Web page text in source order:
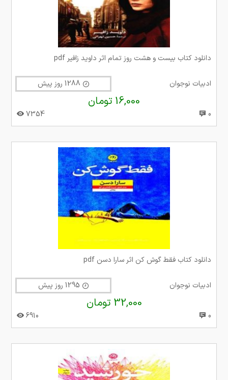
دانلود کتاب بیست و هشت روز تمام اثر داوید زافیر pdf
ادبیات نوجوان
16,000 تومان
0
7354
دانلود کتاب فقط گوش کن اثر سارا دسن pdf
ادبیات نوجوان
32,000 تومان
0
6910